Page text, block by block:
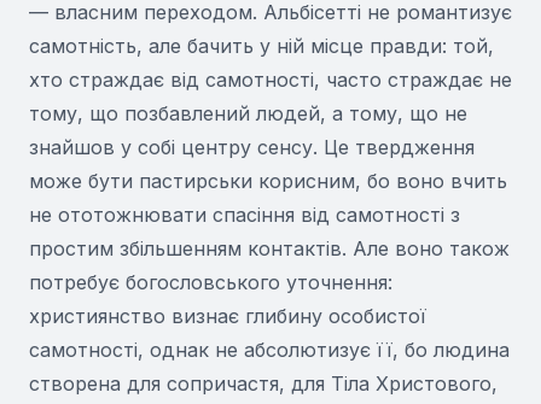
— власним переходом. Альбісетті не романтизує
самотність, але бачить у ній місце правди: той,
хто страждає від самотності, часто страждає не
тому, що позбавлений людей, а тому, що не
знайшов у собі центру сенсу. Це твердження
може бути пастирськи корисним, бо воно вчить
не ототожнювати спасіння від самотності з
простим збільшенням контактів. Але воно також
потребує богословського уточнення:
християнство визнає глибину особистої
самотності, однак не абсолютизує її, бо людина
створена для сопричастя, для Тіла Христового,